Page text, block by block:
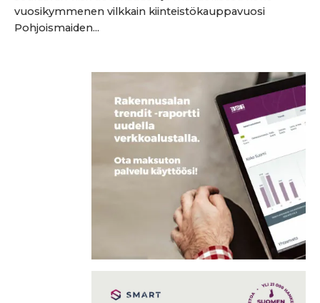
vuosikymmenen vilkkain kiinteistökauppavuosi
Pohjoismaiden...